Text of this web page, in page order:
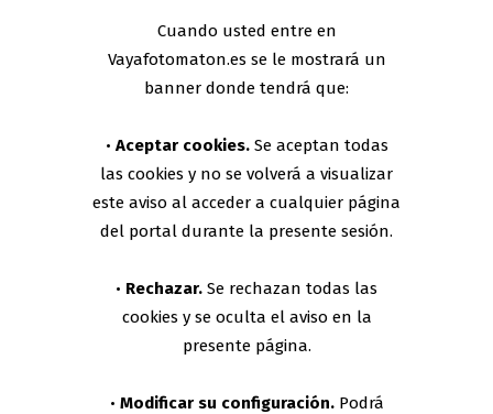
Cuando usted entre en
Vayafotomaton.es se le mostrará un
banner donde tendrá que:
• Aceptar cookies.Se aceptan todas
las cookies y no se volverá a visualizar
este aviso al acceder a cualquier página
del portal durante la presente sesión.
• Rechazar. Se rechazan todas las
cookies y se oculta el aviso en la
presente página.
• Modificar su configuración. Podrá